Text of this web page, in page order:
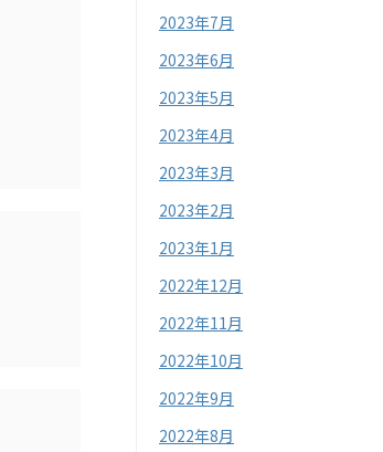
2023年7月
2023年6月
2023年5月
2023年4月
2023年3月
2023年2月
2023年1月
2022年12月
2022年11月
2022年10月
2022年9月
2022年8月